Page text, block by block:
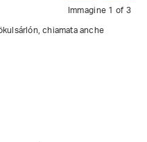
Immagine 1 of 3
chiamata anche